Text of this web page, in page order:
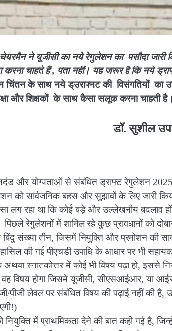
चेयरमैन ने यूजीसी का नये रेगुलेशन का मसौदा
चाहते हैं , पता नहीं। यह जरूर है कि नये
चिंतन के साथ नये ड्उराफ्नट की विसंगतियों
और शिक्षकों के साथ कैसा सलूक करना चाहती
डॉ. सुशील
और योग्यताओं से संबंधित ड्राफ्ट रेगुलेशन 2025
को सार्वजनिक बहस और सुझावों के लिए जारी
लग रहा था कि कोई बड़े और उल्लेखनीय बदलाव
रेगुलेशनों में शामिल रहे कुछ प्रावधानों को
संख्या तीन, जिसमें नियुक्ति और प्रमोशन की
की गई पीएचडी उपाधि के आधार पर भी
स्नातकोत्तर में कोई भी विषय पढ़ा हो, इससे
वह विषय होगा जिसमें यूजीसी, सीएसआईआर, या
पीजी लेवल पर संबंधित विषय की पढ़ाई नहीं की
नियुक्ति में प्राथमिकता देने की बात कही गई है,